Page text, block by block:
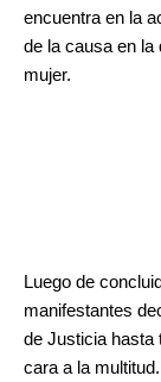
encuentra en la
de la causa en la
mujer.
Luego de
manifestantes
de Justicia hasta
cara a la